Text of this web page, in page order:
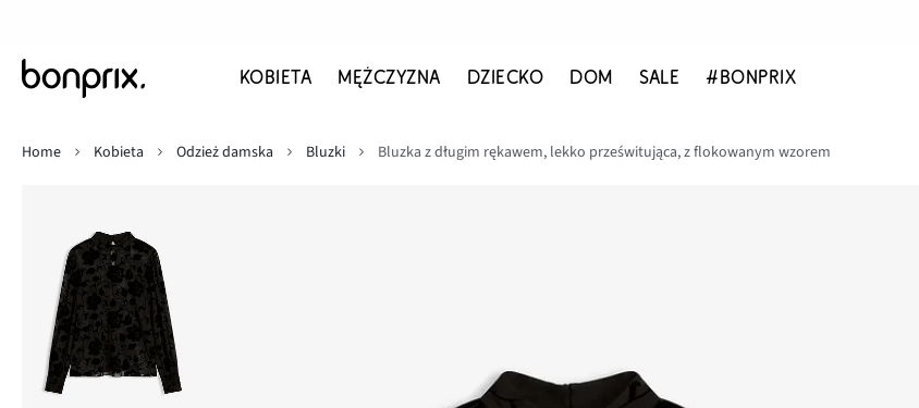
KOBIETA MĘŻCZYZNA DZIECKO DOM SALE #BONPRIX
Home
Kobieta Odzież damska Bluzki Bluzka z długim rękawem, lekko prześwitująca, z flokowanym wzorem